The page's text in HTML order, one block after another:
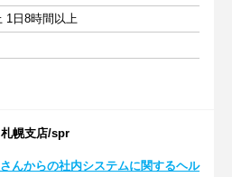
1日8時間以上
幌支店/spr
さんからの社内システムに関するヘル